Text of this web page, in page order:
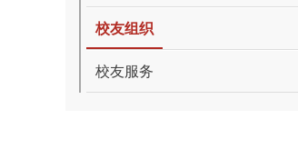
校友组织
校友服务